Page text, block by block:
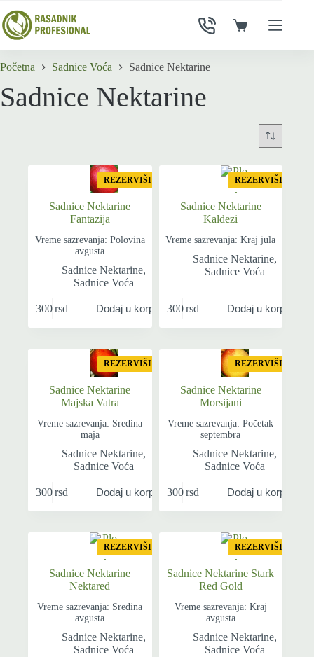
to
content
Shopping
Početna Sadnice Voća Sadnice Nektarine
Sadnice Nektarine
REZERVIŠI
Sadnice Nektarine
Fantazija
Vreme sazrevanja: Polovina
avgusta
Sadnice Nektarine,
Sadnice Voća
300rsd Dodaj u korpu
REZERVIŠI
Sadnice Nektarine
Kaldezi
Vreme sazrevanja: Kraj jula
Sadnice Nektarine,
Sadnice Voća
300rsd Dodaj u korpu
REZERVIŠI
Sadnice Nektarine
Majska Vatra
Vreme sazrevanja: Sredina
maja
Sadnice Nektarine,
Sadnice Voća
300rsd Dodaj u korpu
REZERVIŠI
Sadnice Nektarine
Morsijani
Vreme sazrevanja: Početak
septembra
Sadnice Nektarine,
Sadnice Voća
300rsd Dodaj u korpu
REZERVIŠI
Sadnice Nektarine
Nektared
Vreme sazrevanja: Sredina
avgusta
Sadnice Nektarine,
Sadnice Voća
REZERVIŠI
Sadnice Nektarine Stark
Red Gold
Vreme sazrevanja: Kraj
avgusta
Sadnice Nektarine,
Sadnice Voća